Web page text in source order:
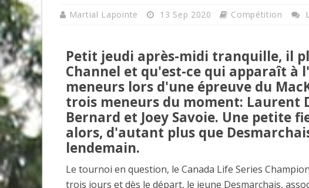
Martial Lapointe 13 Sep 2020 Compétition
Petit jeudi après-midi tranquille, il
Channel et qu'est-ce qui apparaît à
meneurs lors d'une épreuve du
trois meneurs du moment: Laurent
Bernard et Joey Savoie. Une petite
alors, d'autant plus que
lendemain.
Le tournoi en question, le Canada Life Series
trois jours et dès le départ, le jeune Desmarchais,